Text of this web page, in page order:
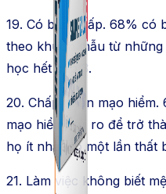
19. Có bằng cấp. 68% có
theo khuôn mẫu từ
học hết cấp 3.
20. Chấp nhận mạo
mạo hiểm, rủi ro để trở
họ ít nhất có một lần thất
21. Làm việc không biết